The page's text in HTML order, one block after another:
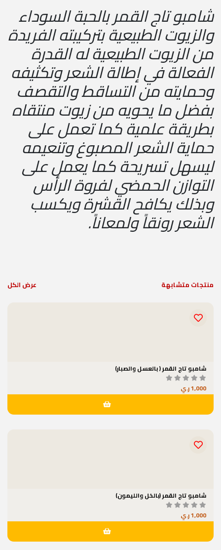
شامبو تاج القمر بالحبة السوداء
والزيوت الطبيعية بتركيبته الفريدة
من الزيوت الطبيعية له القدرة
الفعالة في إطالة الشعر وتكثيفه
وحمايته من التساقط والتقصف
بفضل ما يحويه من زيوت منتقاه
بطريقة علمية كما تعمل على
حماية الشعر المصبوغ وتنعيمه
ليسهل تسريحة كما يعمل على
التوازن الحمضي لفروة الرأس
وبذلك يكافح القشرة ويكسب
الشعر رونقاً ولمعاناً.
منتجات متشابهة عرض الكل
شامبو تاج القمر ( بالعسل والصبار)
1,000 ر.ي
شامبو تاج القمر (بالخل والليمون)
1,000 ر.ي